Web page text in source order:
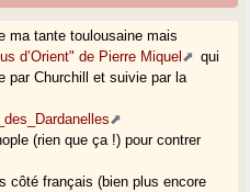
ma tante toulousaine mais
d’Orient" de Pierre Miquel
qui
par Churchill et suivie par la
(rien que ça !) pour contrer
côté français (bien plus encore